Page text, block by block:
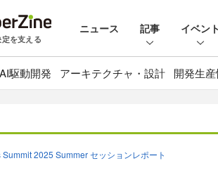
を支える
ニュース 記事 イベント
AI駆動開発 アーキテクチャ・設計 開発生産
2025 Summer セッションレポート